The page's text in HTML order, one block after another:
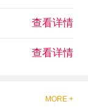
查看详情
查看详情
MORE +